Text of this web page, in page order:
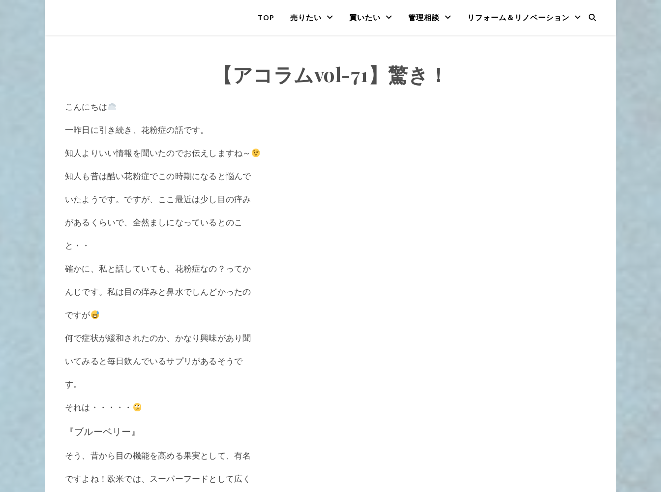
TOP 売りたい 買いたい 管理相談 リフォーム＆リノベーション
【アコラムvol-71】驚き！
こんにちは
一昨日に引き続き、花粉症の話です。
知人よりいい情報を聞いたのでお伝えしますね～
知人も昔は酷い花粉症でこの時期になると悩んで
いたようです。ですが、ここ最近は少し目の痒み
があるくらいで、全然ましになっているとのこ
と・・
確かに、私と話していても、花粉症なの？ってか
んじです。私は目の痒みと鼻水でしんどかったの
ですが
何で症状が緩和されたのか、かなり興味があり聞
いてみると毎日飲んでいるサプリがあるそうで
す。
それは・・・・・
『ブルーベリー』
そう、昔から目の機能を高める果実として、有名
ですよね！欧米では、スーパーフードとして広く